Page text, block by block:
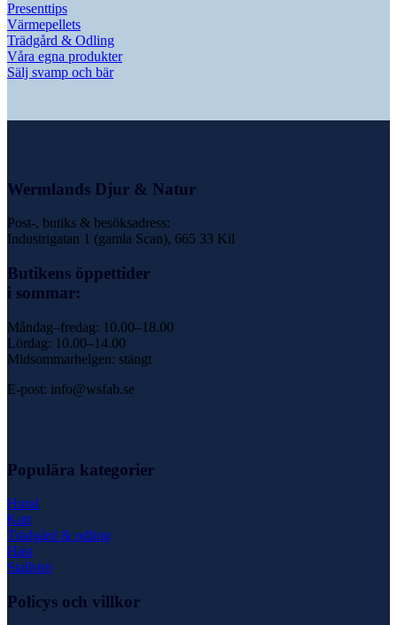
Presenttips
Värmepellets
Trädgård & Odling
Våra egna produkter
Sälj svamp och bär
Wermlands Djur & Natur
Post-, butiks & besöksadress:
Industrigatan 1 (gamla Scan), 665 33 Kil
Butikens öppettider
i sommar:
Måndag–fredag: 10.00–18.00
Lördag: 10.00–14.00
Midsommarhelgen: stängt
E-post: info@wsfab.se
Populära kategorier
Hund
Katt
Trädgård & odling
Häst
Stallströ
Policys och villkor